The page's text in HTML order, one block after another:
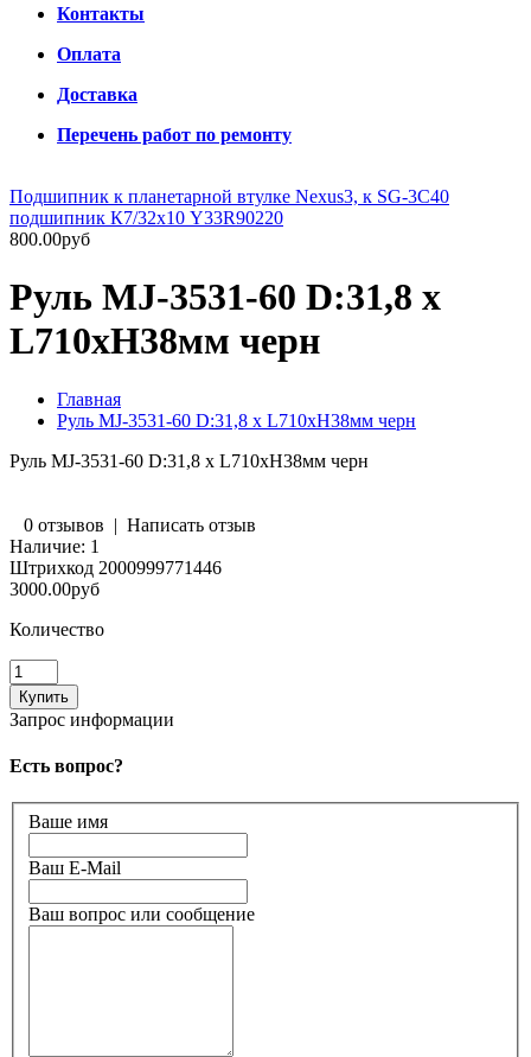
Контакты
Оплата
Доставка
Перечень работ по ремонту
Подшипник к планетарной втулке Nexus3, к SG-3C40
подшипник К7/32х10 Y33R90220
800.00руб
Руль MJ-3531-60 D:31,8 х
L710хH38мм черн
Главная
Руль MJ-3531-60 D:31,8 х L710хH38мм черн
Руль MJ-3531-60 D:31,8 х L710хH38мм черн
0 отзывов | Написать отзыв
Наличие: 1
Штрихкод 2000999771446
3000.00руб
Количество
Запрос информации
Есть вопрос?
Ваше имя
Ваш E-Mail
Ваш вопрос или сообщение